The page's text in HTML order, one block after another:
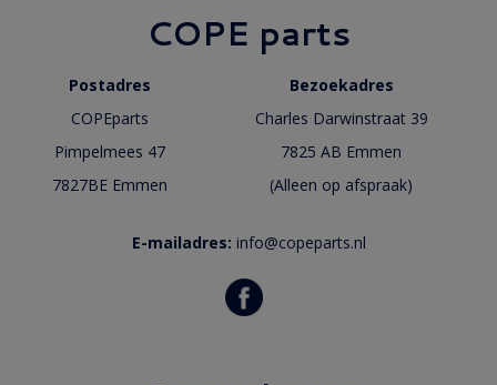
COPE parts
Postadres
Bezoekadres
COPEparts
Charles Darwinstraat 39
Pimpelmees 47
7825 AB Emmen
7827BE Emmen
(Alleen op afspraak)
E-mailadres: info@copeparts.nl